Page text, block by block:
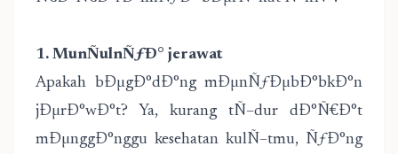
1. MunÑulnÑƒÐ° jerawat
Apakah bÐµgÐ°dÐ°ng mÐµnÑƒÐµbÐ°bkÐ°n
jÐµrÐ°wÐ°t? Ya, kurang tÑ–dur dÐ°Ñ€Ð°t
mÐµnggÐ°nggu kesehatan kulÑ–tmu, ÑƒÐ°ng